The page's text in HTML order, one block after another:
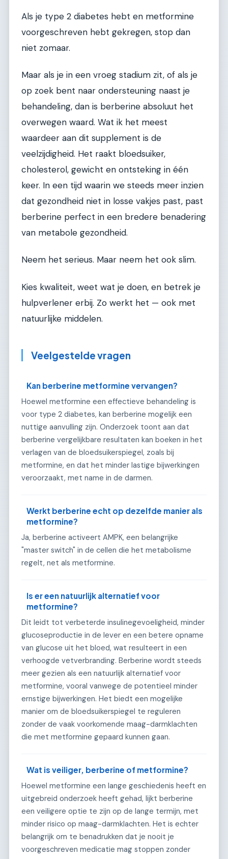
Als je type 2 diabetes hebt en metformine
voorgeschreven hebt gekregen, stop dan
niet zomaar.
Maar als je in een vroeg stadium zit, of als je
op zoek bent naar ondersteuning naast je
behandeling, dan is berberine absoluut het
overwegen waard. Wat ik het meest
waardeer aan dit supplement is de
veelzijdigheid. Het raakt bloedsuiker,
cholesterol, gewicht en ontsteking in één
keer. In een tijd waarin we steeds meer inzien
dat gezondheid niet in losse vakjes past, past
berberine perfect in een bredere benadering
van metabole gezondheid.
Neem het serieus. Maar neem het ook slim.
Kies kwaliteit, weet wat je doen, en betrek je
hulpverlener erbij. Zo werkt het — ook met
natuurlijke middelen.
Veelgestelde vragen
Kan berberine metformine vervangen?
Hoewel metformine een effectieve behandeling is
voor type 2 diabetes, kan berberine mogelijk een
nuttige aanvulling zijn. Onderzoek toont aan dat
berberine vergelijkbare resultaten kan boeken in het
verlagen van de bloedsuikerspiegel, zoals bij
metformine, en dat het minder lastige bijwerkingen
veroorzaakt, met name in de darmen.
Werkt berberine echt op dezelfde manier als
metformine?
Ja, berberine activeert AMPK, een belangrijke
"master switch" in de cellen die het metabolisme
regelt, net als metformine.
Is er een natuurlijk alternatief voor
metformine?
Dit leidt tot verbeterde insulinegevoeligheid, minder
glucoseproductie in de lever en een betere opname
van glucose uit het bloed, wat resulteert in een
verhoogde vetverbranding. Berberine wordt steeds
meer gezien als een natuurlijk alternatief voor
metformine, vooral vanwege de potentieel minder
ernstige bijwerkingen. Het biedt een mogelijke
manier om de bloedsuikerspiegel te reguleren
zonder de vaak voorkomende maag-darmklachten
die met metformine gepaard kunnen gaan.
Wat is veiliger, berberine of metformine?
Hoewel metformine een lange geschiedenis heeft en
uitgebreid onderzoek heeft gehad, lijkt berberine
een veiligere optie te zijn op de lange termijn, met
minder risico op maag-darmklachten. Het is echter
belangrijk om te benadrukken dat je nooit je
voorgeschreven medicatie mag stoppen zonder